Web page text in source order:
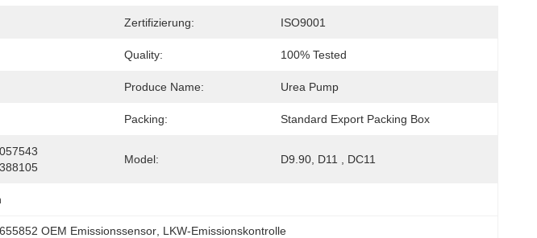
Zertifizierung: ISO9001
Quality: 100% Tested
Produce Name: Urea Pump
Packing: Standard Export Packing Box
Model: D9.90, D11 , DC11
OEM Emissionssensor LKW-Emissionskontrolle